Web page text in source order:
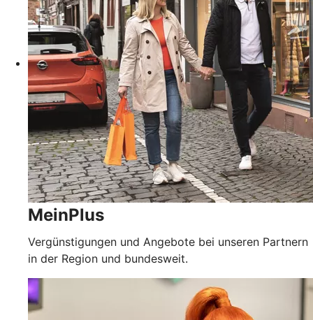
MeinPlus
Vergünstigungen und Angebote bei unseren Partnern
in der Region und bundesweit.